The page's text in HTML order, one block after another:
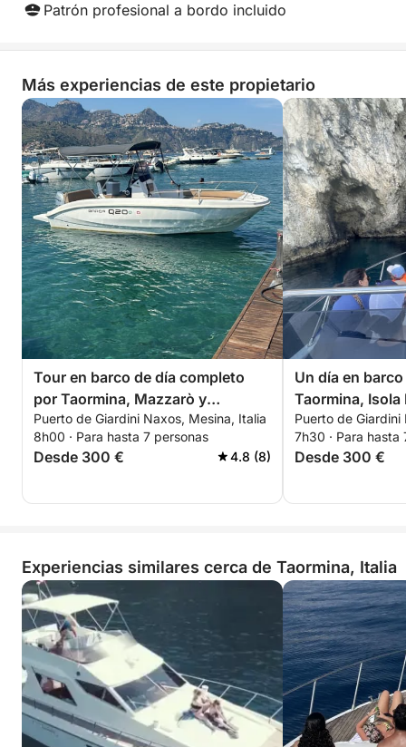
Patrón profesional a bordo incluido
Más experiencias de este propietario
Tour en barco de día completo
por Taormina, Mazzarò y
Sant'Alessio
Puerto de Giardini Naxos, Mesina, Italia
8h00 · Para hasta 7 personas
Desde 300 € 4.8 (8)
Un día en
Taormina, Isola
Sant'Alessio.
Puerto de
7h30 · Para hasta
Desde 300 €
Experiencias similares cerca de Taormina, Italia